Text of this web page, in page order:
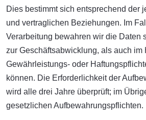
Dies bestimmt sich entsprechend der
und vertraglichen Beziehungen. Im
Verarbeitung bewahren wir die Daten
zur Geschäftsabwicklung, als auch
Gewährleistungs- oder
können. Die Erforderlichkeit der
wird alle drei Jahre überprüft; im
gesetzlichen Aufbewahrungspflichten.